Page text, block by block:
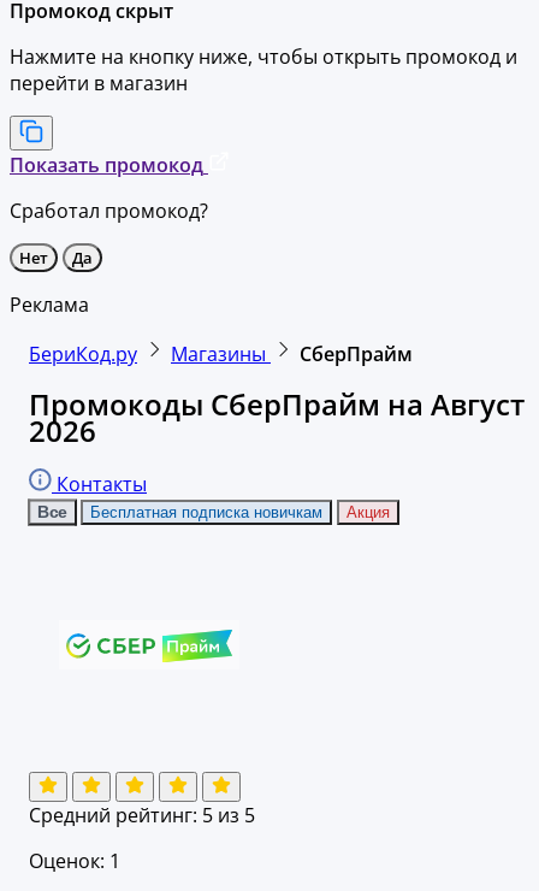
Промокод скрыт
Нажмите на кнопку ниже, чтобы открыть промокод и
перейти в магазин
Показать промокод
Сработал промокод?
Нет Да
Реклама
БериКод.ру
Магазины СберПрайм
Промокоды СберПрайм на Август
2026
Контакты
Все Бесплатная подписка новичкам Акция
Средний рейтинг: 5 из 5
Оценок: 1